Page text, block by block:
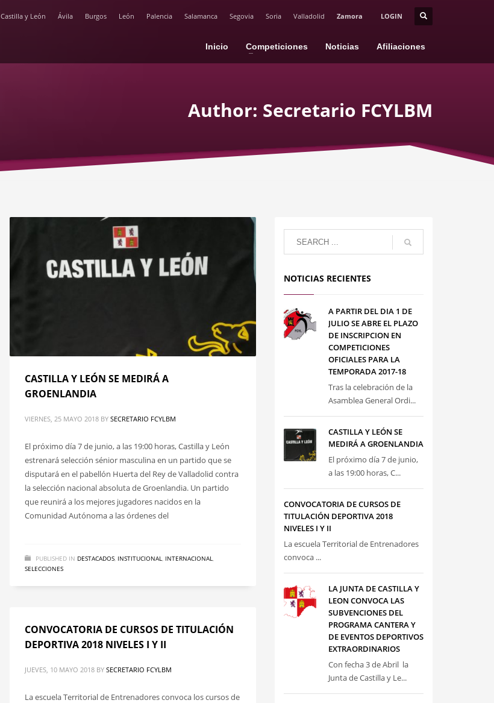
Castilla y León Ávila Burgos León Palencia Salamanca Segovia Soria Valladolid Zamora LOGIN
Inicio Competiciones Noticias Afiliaciones
Author: Secretario FCYLBM
CASTILLA Y LEÓN SE MEDIRÁ A
GROENLANDIA
VIERNES, 25 MAYO 2018 BY SECRETARIO FCYLBM
El próximo día 7 de junio, a las 19:00 horas, Castilla y León
estrenará selección sénior masculina en un partido que se
disputará en el pabellón Huerta del Rey de Valladolid contra
la selección nacional absoluta de Groenlandia. Un partido
que reunirá a los mejores jugadores nacidos en la
Comunidad Autónoma a las órdenes del
PUBLISHED IN DESTACADOS, INSTITUCIONAL, INTERNACIONAL,
SELECCIONES
CONVOCATORIA DE CURSOS DE TITULACIÓN
DEPORTIVA 2018 NIVELES I Y II
JUEVES, 10 MAYO 2018 BY SECRETARIO FCYLBM
La escuela Territorial de Entrenadores convoca los cursos de
NOTICIAS RECIENTES
A PARTIR DEL DIA 1 DE
JULIO SE ABRE EL PLAZO
DE INSCRIPCION EN
COMPETICIONES
OFICIALES PARA LA
TEMPORADA 2017-18
Tras la celebración de la
Asamblea General Ordi...
CASTILLA Y LEÓN SE
MEDIRÁ A GROENLANDIA
El próximo día 7 de junio,
a las 19:00 horas, C...
CONVOCATORIA DE CURSOS DE
TITULACIÓN DEPORTIVA 2018
NIVELES I Y II
La escuela Territorial de Entrenadores
convoca ...
LA JUNTA DE CASTILLA Y
LEON CONVOCA LAS
SUBVENCIONES DEL
PROGRAMA CANTERA Y
DE EVENTOS DEPORTIVOS
EXTRAORDINARIOS
Con fecha 3 de Abril la
Junta de Castilla y Le...